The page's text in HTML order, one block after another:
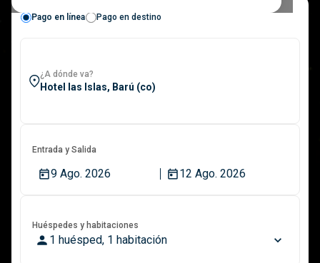
Pago en línea Pago en destino
¿A dónde va?
Entrada y Salida
9 Ago. 2026 12 Ago. 2026
Huéspedes y habitaciones
1 huésped, 1 habitación